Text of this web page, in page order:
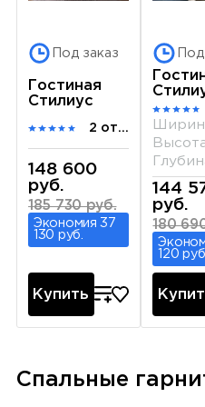
Под заказ
Гостиная
Стилиус
2 отзыва
148 600
руб.
185 730 руб.
Экономия 37
130 руб.
Купить
144
руб.
180
120 руб.
Спальные